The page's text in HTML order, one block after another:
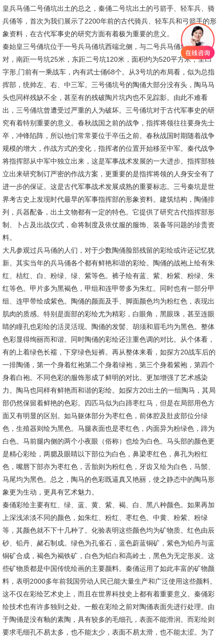
皇兵马俑二号俑坑出土的总之，秦俑二号坑出土的弓箭手、轻车兵、骑
兵俑等，首次为我们展示了2200年前的古代骑兵、轻车兵和弓箭手的形
象资料，在古代军事史的研究方面有着极为重要的意义。
秦始皇三号俑坑位于一号兵马俑坑西端北侧，与二号兵马俑坑东西相
对，南距一号坑25米，东距二号坑120米，面积约为520平方米，呈凹
字形,门前有一乘战车，内有武士俑68个。从3号坑的布局看，似为总指
挥部，统帅左、右、中三军。三号俑坑号的陶俑大部分没有头，陶马马
头也同样残缺不全，甚至有的残破陶片坑内也不见踪影。由此不难看
出，三号俑坑曾遭受过严重的人为破坏。三号俑坑对于古代军事史的研
究有着特别重要的意义。春秋战国之前的战争，指挥将领往往要身先士
卒，冲锋陷阵，所以他们常常要位于卒伍之前。春秋战国时期随着战争
规模的增大，作战方式的变化，指挥者的位置开始移至中军。秦代战争
将指挥部从中军中独立出来，这是军事战术发展的一大进步。指挥部独
立出来研究制订严密的作战方案，更重要的是指挥将领的人身安全有了
进一步的保证。这是古代军事战术发展成熟的重要标志。三号秦坑是世
界考古史上发现时代最早的军事指挥部的形象资料。建筑结构，陶俑排
列，兵器配备，出土文物都有一定的特色。它提供了研究古代指挥部形
制、卜占及出战仪式，命将制度及依仗服的服饰、装备等问题的珍贵资
料。
大凡参观过兵马俑的人们，对于少数陶俑脸部残留的彩绘或许还记忆犹
新。其实当年的兵马俑各个都有鲜艳和谐的彩绘。陶俑的战袍上绘有朱
红、桔红、白、粉绿、绿、紫等色。裤子绘有蓝、紫、粉紫、粉绿、朱
红等色。甲片多为黑褐色，甲组和连甲带多为朱红。同时也有一部分甲
组、连甲带绘成紫色。陶俑的颜面及手、脚面颜色均为粉红色，表现出
肌肉的质感。特别是面部的彩绘尤为精彩，白眼角，黑眼珠，甚至连眼
睛的瞳孔也彩绘的活灵活现。陶俑的发髻、胡须和眉毛均为黑色。整体
色彩显得绚丽而和谐。同时陶俑的彩绘还注重色调的对比。从个体看，
有的上着绿色长襦，下穿绿色短裤。再从整体来看，如探方20战车后的
一排陶俑，第一个身着红袍第二个身着绿袍，第三个身着紫袍，第四个
身着白袍。不同色彩的服饰形成了鲜明的对比。更加增强了艺术感染
力。陶马也同样有鲜艳而和谐的彩绘。如探方20出土的一组陶马，其局
部仍然保留着鲜艳的色彩。四匹马似为白蹄枣红马，但是在局部用色方
面又有明显的区别。如马躯体部分为枣红色，前体腔及肚皮部位分绿
色，生殖器则绘为黑色。马腿表面也是枣红色，内面异为粉绿色，蹄为
白色。马前腿内侧的两个小夜眼（俗称）也绘为白色。马头部的颜色更
是精心彩绘，两腮及眼睛以下部位为白色，鼻梁枣红色，鼻孔为粉红
色，嘴唇下部亦为枣红色，舌胎则为粉红色，牙齿又绘为白色，马鬃、
马尾均为黑色。总之，陶马的色彩既逼真又艳丽，使之静态中的陶马形
象更为生动，更具有艺术魅力。
秦俑彩绘主要有红、绿、蓝、黄、紫、褐、白、黑八种颜色。如果再加
上深浅浓淡不同的颜色，如朱红、粉红、枣红色、中黄、粉紫、粉绿
等，其颜色就不下十几种了。化验表明这些颜色均为矿物质。红色由辰
砂、铅丹、赭石制成。绿色为孔雀石，蓝色蔚蓝铜矿，紫色为铅丹与蓝
铜矿合成，褐色为褐铁矿，白色为铅白和高岭土，黑色为无定形炭。这
些矿物质都是中国传统绘画的主要颜料。秦俑运用了如此丰富的矿物颜
料，表明2000多年前我国劳动人民已能大量生产和广泛使用这些颜料。
这不仅在彩绘艺术史上，而且在世界科技史上都有着重要意义。秦俑彩
绘技术也有许多独到之处。一般在彩绘之前对陶俑表面先进行处理。由
于陶俑是没有釉的素陶，具有较多的毛细孔，表面不能滑润。而彩绘则
要求毛细孔不易太多，也不能太少，表面不易太滑，也不能太涩。为了